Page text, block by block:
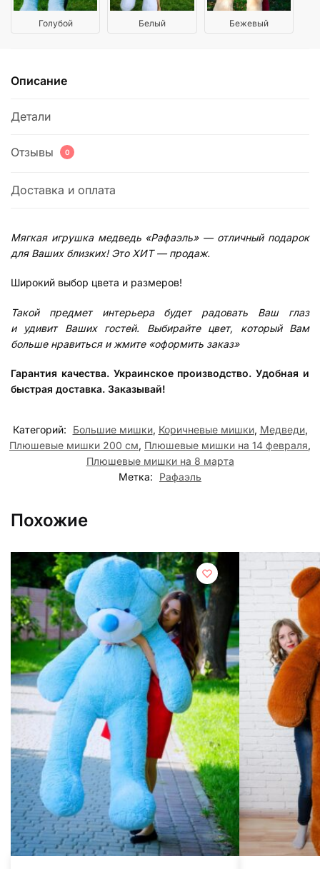
Голубой Белый Бежевый
Описание
Детали
Отзывы 0
Доставка и оплата
Мягкая игрушка медведь «Рафаэль» — отличный подарок
для Ваших близких! Это ХИТ — продаж.
Широкий выбор цвета и размеров!
Такой предмет интерьера будет радовать Ваш глаз
и удивит Ваших гостей. Выбирайте цвет, который Вам
больше нравиться и жмите «оформить заказ»
Гарантия качества. Украинское производство. Удобная и
быстрая доставка. Заказывай!
Категорий: Большие мишки, Коричневые мишки, Медведи,
Плюшевые мишки 200 см, Плюшевые мишки на 14 февраля,
Плюшевые мишки на 8 марта
Метка:
Рафаэль
Похожие